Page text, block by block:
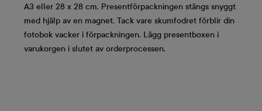
A3 eller 28 x 28 cm. Presentförpackningen stängs snyggt
med hjälp av en magnet. Tack vare skumfodret förblir din
fotobok vacker i förpackningen. Lägg presentboxen i
varukorgen i slutet av orderprocessen.